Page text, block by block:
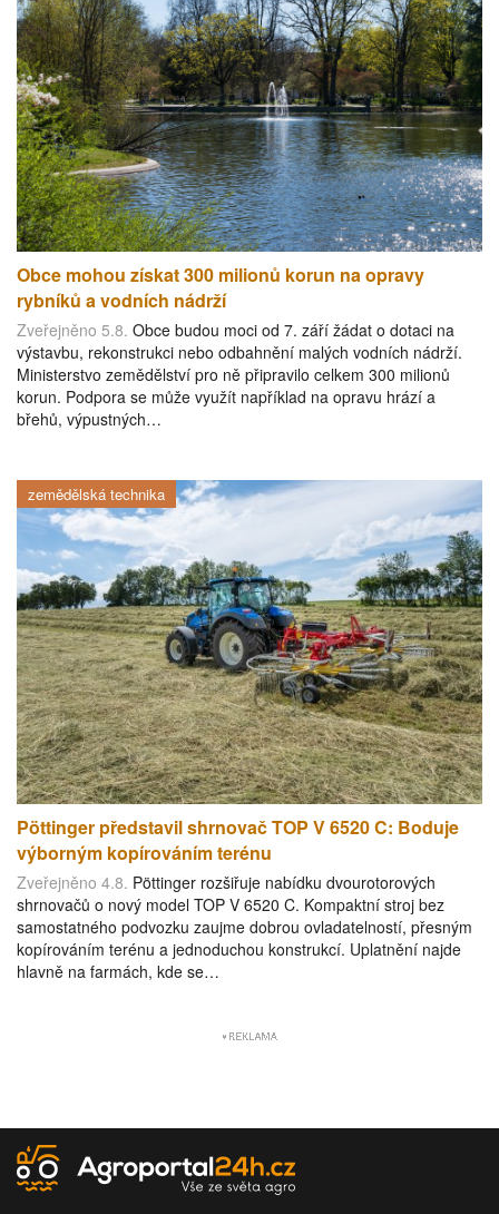
Obce mohou získat 300 milionů korun na opravy
rybníků a vodních nádrží
Zveřejněno 5.8. Obce budou moci od 7. září žádat o dotaci na
výstavbu, rekonstrukci nebo odbahnění malých vodních nádrží.
Ministerstvo zemědělství pro ně připravilo celkem 300 milionů
korun. Podpora se může využít například na opravu hrází a
břehů, výpustných…
zemědělská technika
Pöttinger představil shrnovač TOP V 6520 C: Boduje
výborným kopírováním terénu
Zveřejněno 4.8. Pöttinger rozšiřuje nabídku dvourotorových
shrnovačů o nový model TOP V 6520 C. Kompaktní stroj bez
samostatného podvozku zaujme dobrou ovladatelností, přesným
kopírováním terénu a jednoduchou konstrukcí. Uplatnění najde
hlavně na farmách, kde se…